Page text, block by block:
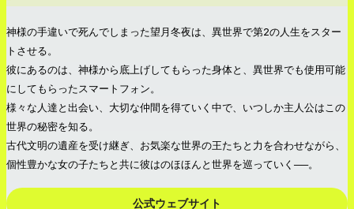
神様の手違いで死んでしまった望月冬夜は、異世界で第2の人生をスター
トさせる。
彼にあるのは、神様から底上げしてもらった身体と、異世界でも使用可能
にしてもらったスマートフォン。
様々な人達と出会い、大切な仲間を得ていく中で、いつしか主人公はこの
世界の秘密を知る。
古代文明の遺産を受け継ぎ、お気楽な世界の王たちと力を合わせながら、
個性豊かな女の子たちと共に彼はのほほんと世界を巡っていく──。
公式ウェブサイト